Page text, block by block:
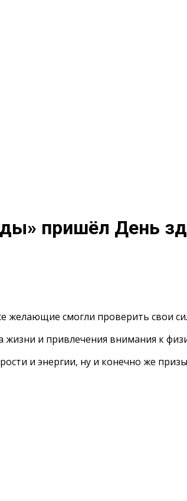
пришёл День
желающие смогли проверить свои
и привлечения внимания к
и энергии, ну и конечно же